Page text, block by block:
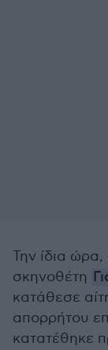
Την ίδια
σκηνοθέτη
κατάθεσε
απορρήτου
κατατέθηκε